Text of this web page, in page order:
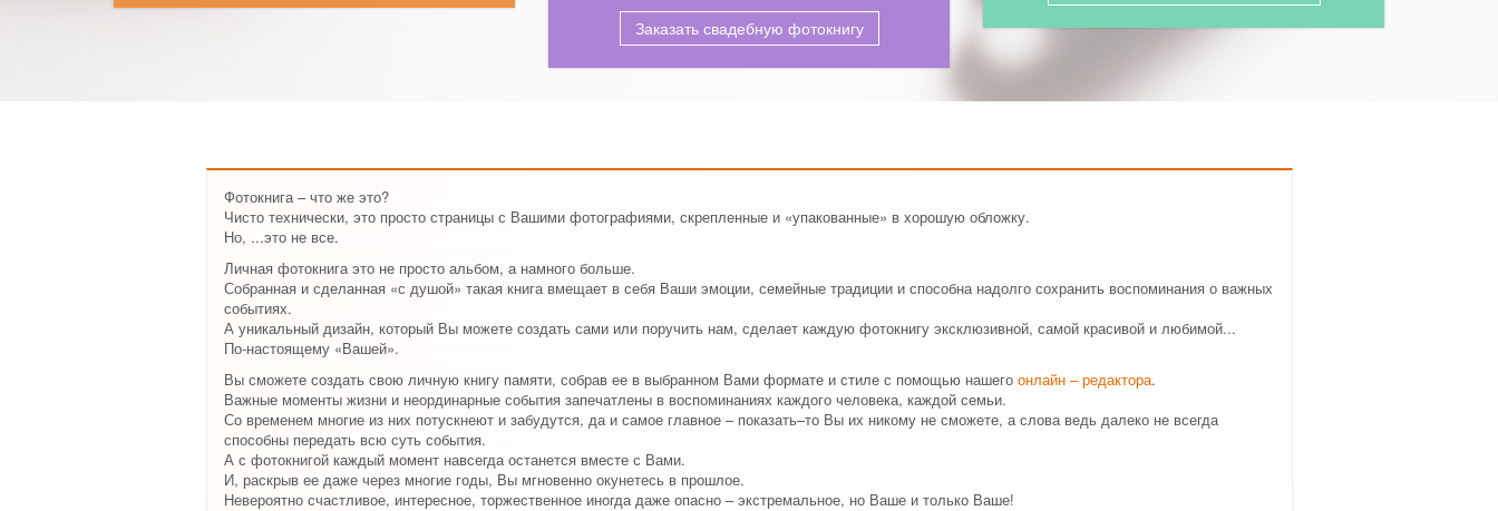
Заказать свадебную фотокнигу
Фотокнига – что же это?
Чисто технически, это просто страницы с Вашими фотографиями, скрепленные и «упакованные» в хорошую обложку.
Но, ...это не все.
Личная фотокнига это не просто альбом, а намного больше.
Собранная и сделанная «с душой» такая книга вмещает в себя Ваши эмоции, семейные традиции и способна надолго сохранить воспоминания о важных
событиях.
А уникальный дизайн, который Вы можете создать сами или поручить нам, сделает каждую фотокнигу эксклюзивной, самой красивой и любимой...
По-настоящему «Вашей».
Вы сможете создать свою личную книгу памяти, собрав ее в выбранном Вами формате и стиле с помощью нашего онлайн – редактора.
Важные моменты жизни и неординарные события запечатлены в воспоминаниях каждого человека, каждой семьи.
Со временем многие из них потускнеют и забудутся, да и самое главное – показать–то Вы их никому не сможете, а слова ведь далеко не всегда
способны передать всю суть события.
А с фотокнигой каждый момент навсегда останется вместе с Вами.
И, раскрыв ее даже через многие годы, Вы мгновенно окунетесь в прошлое.
Невероятно счастливое, интересное, торжественное иногда даже опасно – экстремальное, но Ваше и только Ваше!